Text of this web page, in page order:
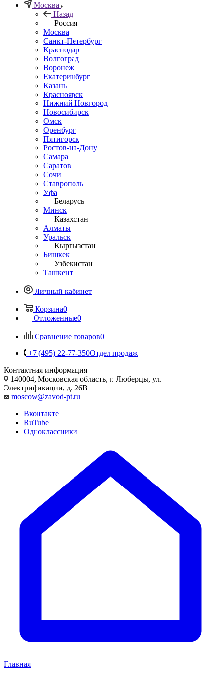
Москва
Назад
Россия
Москва
Санкт-Петербург
Краснодар
Волгоград
Воронеж
Екатеринбург
Казань
Красноярск
Нижний Новгород
Новосибирск
Омск
Оренбург
Пятигорск
Ростов-на-Дону
Самара
Саратов
Сочи
Ставрополь
Уфа
Беларусь
Минск
Казахстан
Алматы
Уральск
Кыргызстан
Бишкек
Узбекистан
Ташкент
Личный кабинет
Корзина0
Отложенные0
Сравнение товаров0
+7 (495) 22-77-350Отдел продаж
Контактная информация
140004, Московская область, г. Люберцы, ул.
Электрификации, д. 26В
moscow@zavod-pt.ru
Вконтакте
RuTube
Одноклассники
Главная